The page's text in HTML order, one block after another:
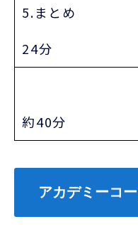
5.まとめ
24分
約40分
アカデミーコ